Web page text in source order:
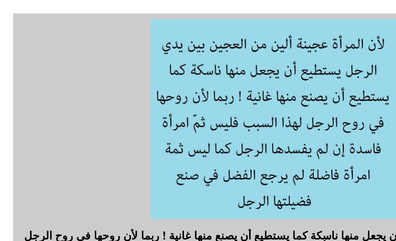
يجعل منها ناسكة كما يستطيع أن يصنع منها غانية ! ربما لأن روحها في روح الرجل